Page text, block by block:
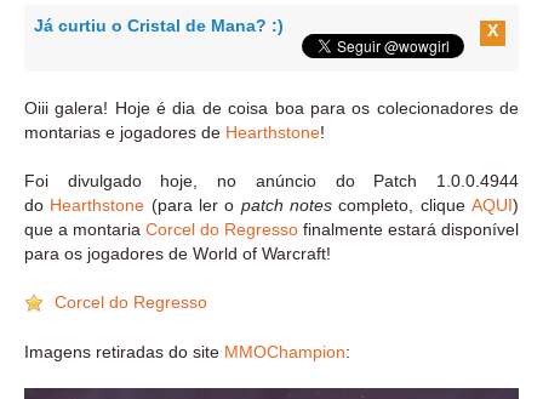
Já curtiu o Cristal de Mana? :) X
Oiii galera! Hoje é dia de coisa boa para os colecionadores de
montarias e jogadores de Hearthstone!
Foi divulgado hoje, no anúncio do Patch 1.0.0.4944
do Hearthstone (para ler o patch notes completo, cliqueAQUI)
que a montaria Corcel do Regresso finalmente estará disponível
para os jogadores de World of Warcraft!
Corcel do Regresso
Imagens retiradas do site MMOChampion: